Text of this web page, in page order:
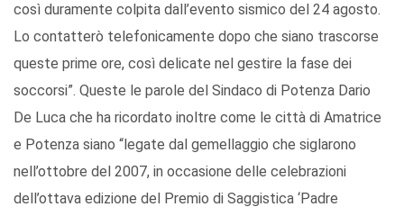
così duramente colpita dall’evento sismico del 24 agosto.
Lo contatterò telefonicamente dopo che siano trascorse
queste prime ore, così delicate nel gestire la fase dei
soccorsi”. Queste le parole del Sindaco di Potenza Dario
De Luca che ha ricordato inoltre come le città di Amatrice
e Potenza siano “legate dal gemellaggio che siglarono
nell’ottobre del 2007, in occasione delle celebrazioni
dell’ottava edizione del Premio di Saggistica ‘Padre